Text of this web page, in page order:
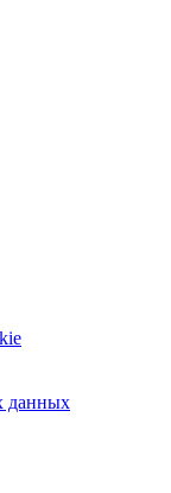
данных